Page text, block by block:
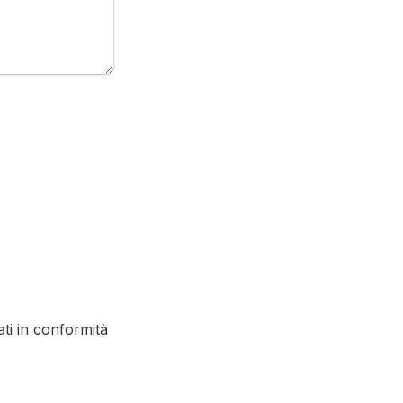
in conformità